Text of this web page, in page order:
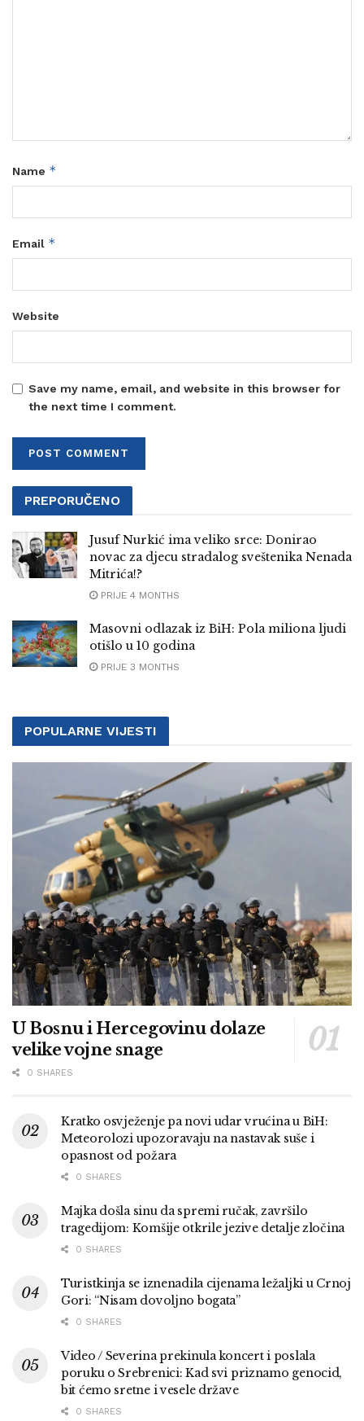
Name *
Email *
Website
Save my name, email, and website in this browser for
the next time I comment.
PREPORUČENO
Jusuf Nurkić ima veliko srce: Donirao
novac za djecu stradalog sveštenika Nenada
Mitrića!?
PRIJE 4 MONTHS
Masovni odlazak iz BiH: Pola miliona ljudi
otišlo u 10 godina
PRIJE 3 MONTHS
POPULARNE VIJESTI
U Bosnu i Hercegovinu dolaze
velike vojne snage
0 SHARES
Kratko osvježenje pa novi udar vrućina u BiH:
Meteorolozi upozoravaju na nastavak suše i
opasnost od požara
0 SHARES
Majka došla sinu da spremi ručak, završilo
tragedijom: Komšije otkrile jezive detalje zločina
0 SHARES
Turistkinja se iznenadila cijenama ležaljki u Crnoj
Gori: “Nisam dovoljno bogata”
0 SHARES
Video / Severina prekinula koncert i poslala
poruku o Srebrenici: Kad svi priznamo genocid,
bit ćemo sretne i vesele države
0 SHARES